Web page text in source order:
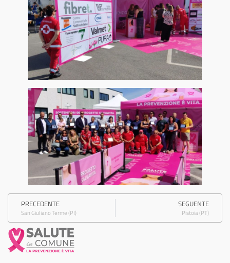
PRECEDENTE
San Giuliano Terme (PI)
SEGUENTE
Pistoia (PT)